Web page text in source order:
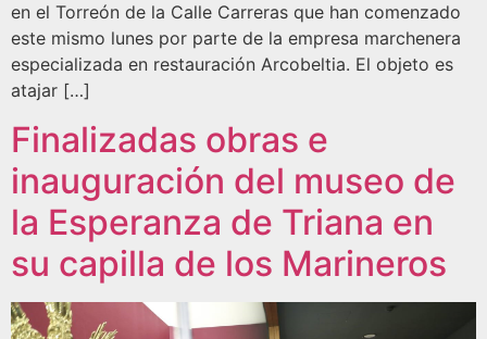
en el Torreón de la Calle Carreras que han comenzado
este mismo lunes por parte de la empresa marchenera
especializada en restauración Arcobeltia. El objeto es
atajar […]
Finalizadas obras e
inauguración del museo de
la Esperanza de Triana en
su capilla de los Marineros